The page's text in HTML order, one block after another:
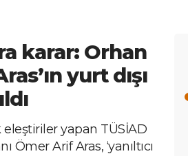
karar: Orhan
yurt dışı
yapan TÜSİAD
Ömer Arif Aras, ‘yanıltıcı